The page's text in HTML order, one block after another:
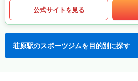
公式サイトを見る
荘原駅のスポーツジムを目的別に探す